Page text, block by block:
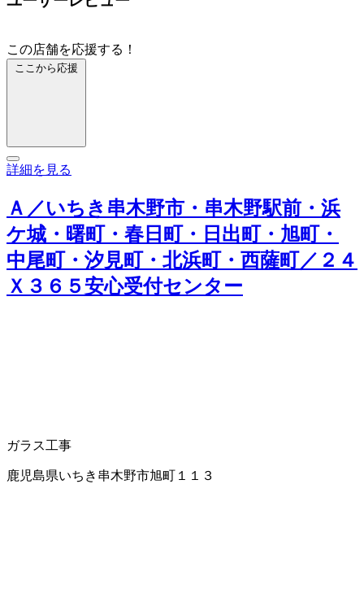
この店舗を応援する！
ここから応援
詳細を見る
Ａ／いちき串木野市・串木野駅前・浜
ケ城・曙町・春日町・日出町・旭町・
中尾町・汐見町・北浜町・西薩町／２４
Ｘ３６５安心受付センター
ガラス工事
鹿児島県いちき串木野市旭町１１３